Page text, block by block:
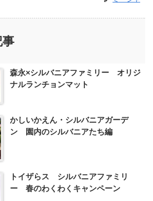
事
森永×シルバニアファミリー オリジ
ナルランチョンマット
かしいかえん・シルバニアガーデ
ン 園内のシルバニアたち編
トイザらス シルバニアファミリ
ー 春のわくわくキャンペーン